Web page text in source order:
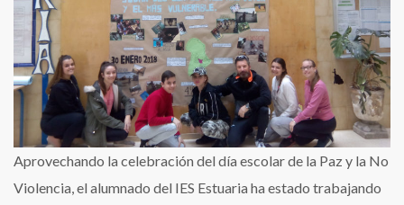
Violencia:
Sudán
del
Sur
el
país
Aprovechando la celebración del día escolar de la Paz y la No
Violencia, el alumnado del IES Estuaria ha estado trabajando